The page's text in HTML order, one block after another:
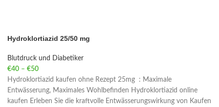
Hydroklortiazid 25/50 mg
Blutdruck und Diabetiker
€40 – €50
Hydroklortiazid kaufen ohne Rezept 25mg : Maximale
Entwässerung, Maximales Wohlbefinden Hydroklortiazid online
kaufen Erleben Sie die kraftvolle Entwässerungswirkung von Kaufen